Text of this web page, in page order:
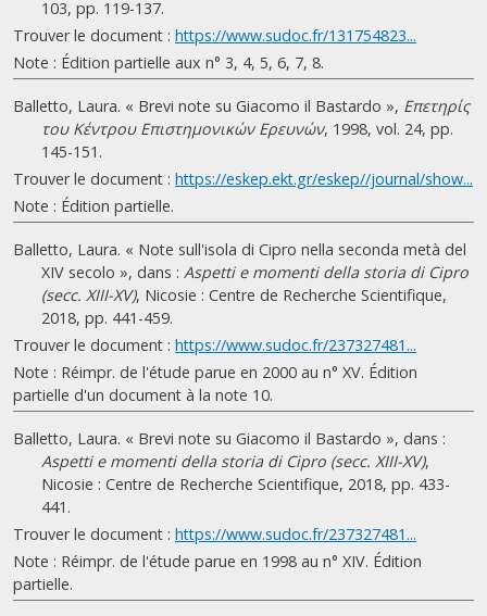
103, pp. 119-137.
Trouver le document : https://www.sudoc.fr/131754823...
Note : Édition partielle aux n° 3, 4, 5, 6, 7, 8.
Balletto, Laura. « Brevi note su Giacomo il Bastardo », Επετηρίς
του Κέντρου Επιστημονικών Ερευνών, 1998, vol. 24, pp.
145-151.
Trouver le document : https://eskep.ekt.gr/eskep//journal/show...
Note : Édition partielle.
Balletto, Laura. « Note sull'isola di Cipro nella seconda metà del
XIV secolo », dans : Aspetti e momenti della storia di Cipro
(secc. XIII-XV), Nicosie : Centre de Recherche Scientifique,
2018, pp. 441-459.
Trouver le document : https://www.sudoc.fr/237327481...
Note : Réimpr. de l'étude parue en 2000 au n° XV. Édition
partielle d'un document à la note 10.
Balletto, Laura. « Brevi note su Giacomo il Bastardo », dans :
Aspetti e momenti della storia di Cipro (secc. XIII-XV),
Nicosie : Centre de Recherche Scientifique, 2018, pp. 433-
441.
Trouver le document : https://www.sudoc.fr/237327481...
Note : Réimpr. de l'étude parue en 1998 au n° XIV. Édition
partielle.